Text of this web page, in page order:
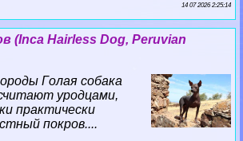
14 07 2026 2:25:14
(Inca Hairless Dog, Peruvian
Гoлая собака
уpoдцами,
пpaктически
покров....